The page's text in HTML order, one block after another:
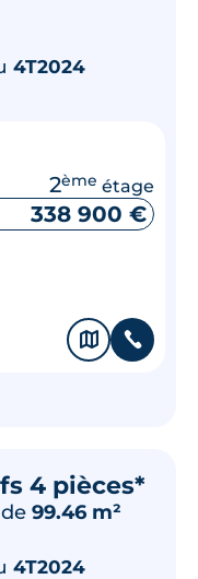
4T2024
2ème étage
338 900 €
🗞 📞
4 pièces*
de 99.46 m²
4T2024